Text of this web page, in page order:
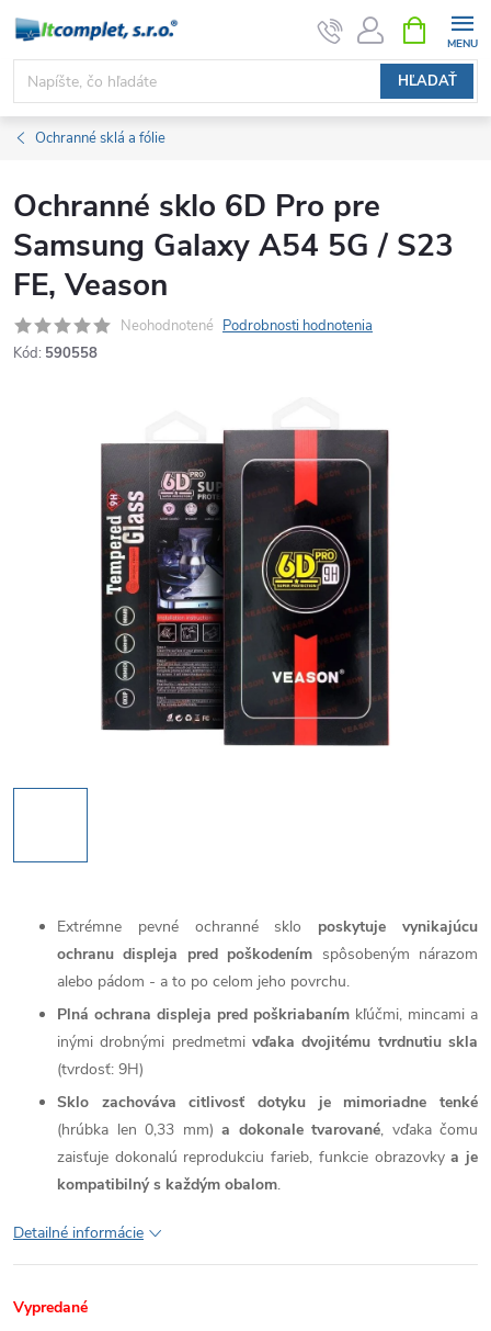
Prejsť
obsah
HĽADAŤ
KOŠÍK
Ochranné sklá a fólie
Ochranné sklo 6D Pro pre
Samsung Galaxy A54 5G / S23
FE, Veason
Neohodnotené Podrobnosti hodnotenia
Kód: 590558
Extrémne pevné ochranné sklo poskytuje vynikajúcu
ochranu displeja pred poškodením spôsobeným nárazom
alebo pádom - a to po celom jeho povrchu.
Plná ochrana displeja pred poškriabaním kľúčmi, mincami a
inými drobnými predmetmivďaka dvojitému tvrdnutiu skla
(tvrdosť: 9H)
Sklo zachováva citlivosť dotyku je mimoriadne tenké
(hrúbka len 0,33 mm) a dokonale tvarované, vďaka čomu
zaisťuje dokonalú reprodukciu farieb, funkcie obrazovkya je
kompatibilný s každým obalom.
Detailné informácie
Vypredané